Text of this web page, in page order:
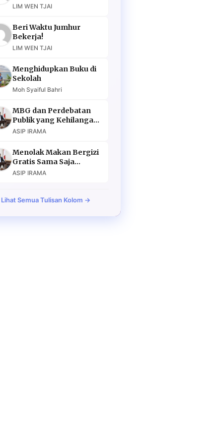
Murahan
LIM WEN TJAI
Beri Waktu Jumhur
Bekerja!
LIM WEN TJAI
Menghidupkan Buku di
Sekolah
Moh Syaiful Bahri
MBG dan Perdebatan
Publik yang Kehilangan
Argumen
ASIP IRAMA
Menolak Makan Bergizi
Gratis Sama Saja
Menolak Masa Depan
ASIP IRAMA
Lihat Semua Tulisan Kolom →